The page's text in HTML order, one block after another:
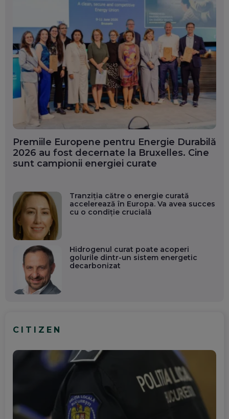
Premiile Europene pentru Energie Durabilă
2026 au fost decernate la Bruxelles. Cine
sunt campionii energiei curate
Tranziția către o energie curată
accelerează în Europa. Va avea succes
cu o condiție crucială
Hidrogenul curat poate acoperi
golurile dintr-un sistem energetic
decarbonizat
CITIZEN